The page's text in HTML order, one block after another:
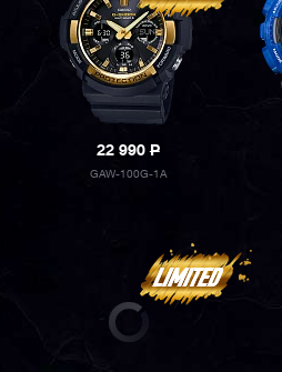
22 990P
GAW-100G-1A